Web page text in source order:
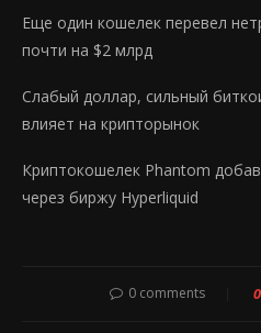
Еще один кошелек перевел
почти на $2 млрд
Слабый доллар, сильный
влияет на крипторынок
Криптокошелек Phantom
через биржу Hyperliquid
0 comments 0